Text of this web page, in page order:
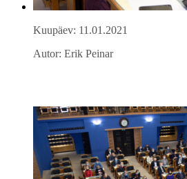
Kuupäev: 11.01.2021
Autor: Erik Peinar